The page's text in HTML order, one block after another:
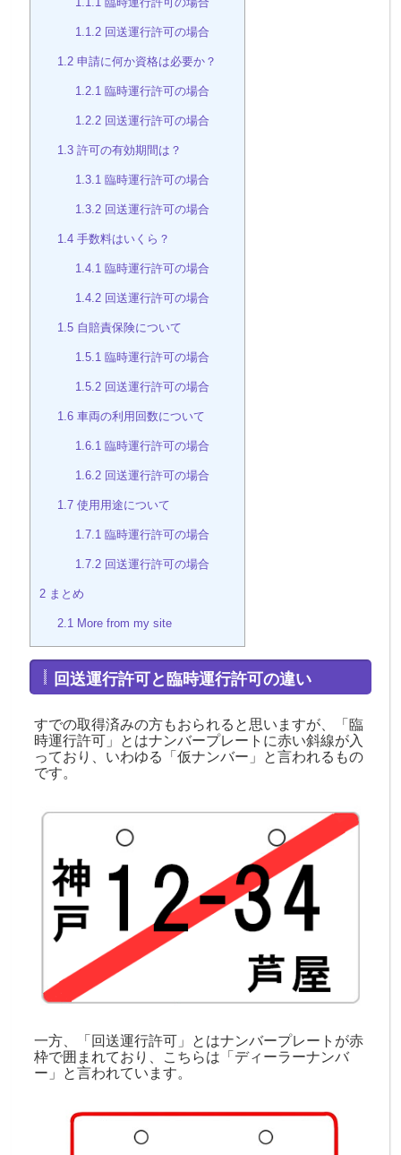
1.1.2 回送運行許可の場合
1.2 申請に何か資格は必要か？
1.2.1 臨時運行許可の場合
1.2.2 回送運行許可の場合
1.3 許可の有効期間は？
1.3.1 臨時運行許可の場合
1.3.2 回送運行許可の場合
1.4 手数料はいくら？
1.4.1 臨時運行許可の場合
1.4.2 回送運行許可の場合
1.5 自賠責保険について
1.5.1 臨時運行許可の場合
1.5.2 回送運行許可の場合
1.6 車両の利用回数について
1.6.1 臨時運行許可の場合
1.6.2 回送運行許可の場合
1.7 使用用途について
1.7.1 臨時運行許可の場合
1.7.2 回送運行許可の場合
2 まとめ
2.1 More from my site
回送運行許可と臨時運行許可の違い
すでの取得済みの方もおられると思いますが、「臨
時運行許可」とはナンバープレートに赤い斜線が入
っており、いわゆる「仮ナンバー」と言われるもの
です。
一方、「回送運行許可」とはナンバープレートが赤
枠で囲まれており、こちらは「ディーラーナンバ
ー」と言われています。